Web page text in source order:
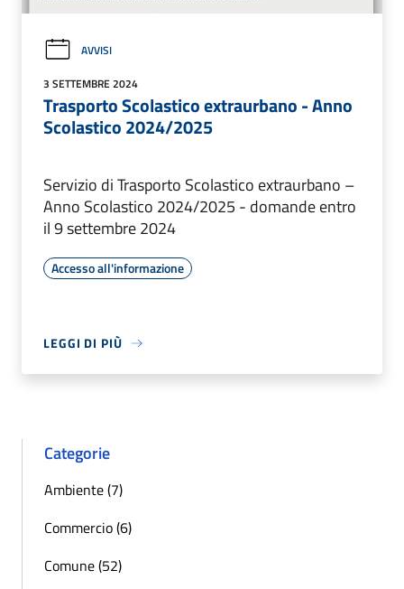
AVVISI
3 SETTEMBRE 2024
Trasporto Scolastico extraurbano - Anno
Scolastico 2024/2025
Servizio di Trasporto Scolastico extraurbano –
Anno Scolastico 2024/2025 - domande entro
il 9 settembre 2024
Accesso all'informazione
LEGGI DI PIÙ
Categorie
Ambiente (7)
Commercio (6)
Comune (52)